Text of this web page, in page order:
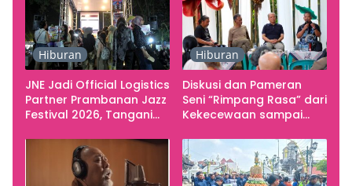
Hiburan
JNE Jadi Official Logistics
Partner Prambanan Jazz
Festival 2026, Tangani
Kebutuhan Konser
Hiburan
Diskusi dan Pameran
Seni “Rimpang Rasa” dari
Kekecewaan sampai
Yogyakarta sebagai
Pusat Pergerakan Seni
Rupa Indonesia